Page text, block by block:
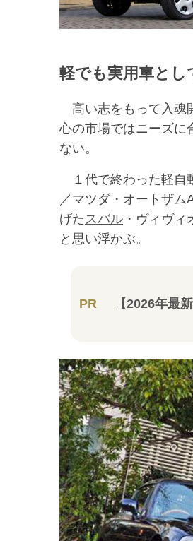
軽でも実用車と
高い志をもって入魂
心の市場ではニーズに
ない。
１代で終わった軽自
／マツダ・オートザ
げたスバル ・ヴィヴ
と思い浮かぶ。
PR 【2026年最